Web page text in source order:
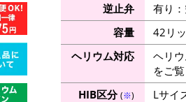
逆止弁
有り
容量
42リ
ヘリウム対応
ヘリ
をご覧
HIB区分(※)
Lサイ